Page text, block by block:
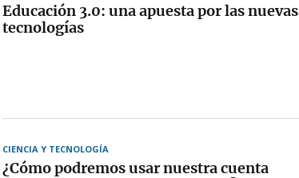
Educación 3.0: una apuesta por las nuevas
tecnologías
CIENCIA Y TECNOLOGÍA
¿Cómo podremos usar nuestra cuenta